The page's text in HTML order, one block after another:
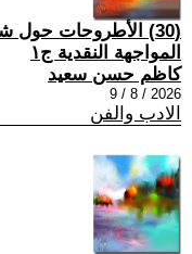
(30) الأطروحات حول
المواجهة النقدية ج١
كاظم حسن سعيد
2026 / 8 / 9
الادب والفن